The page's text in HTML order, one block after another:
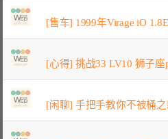
[售车] 1999年Virage iO
[心得] 挑战33 LV10 狮子座
[闲聊] 手把手教你不被桶